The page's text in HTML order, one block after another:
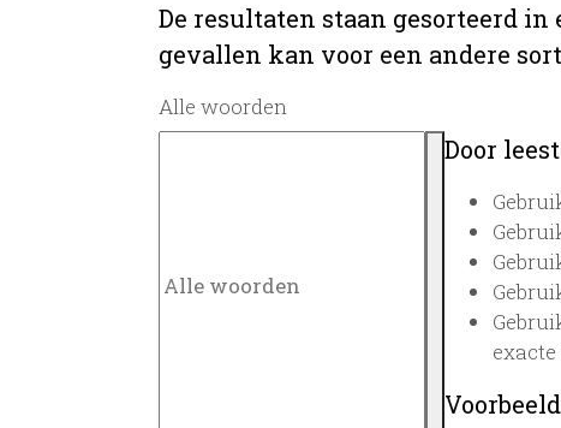
De resultaten staan gesorteerd
gevallen kan voor een andere
Alle woorden
Door